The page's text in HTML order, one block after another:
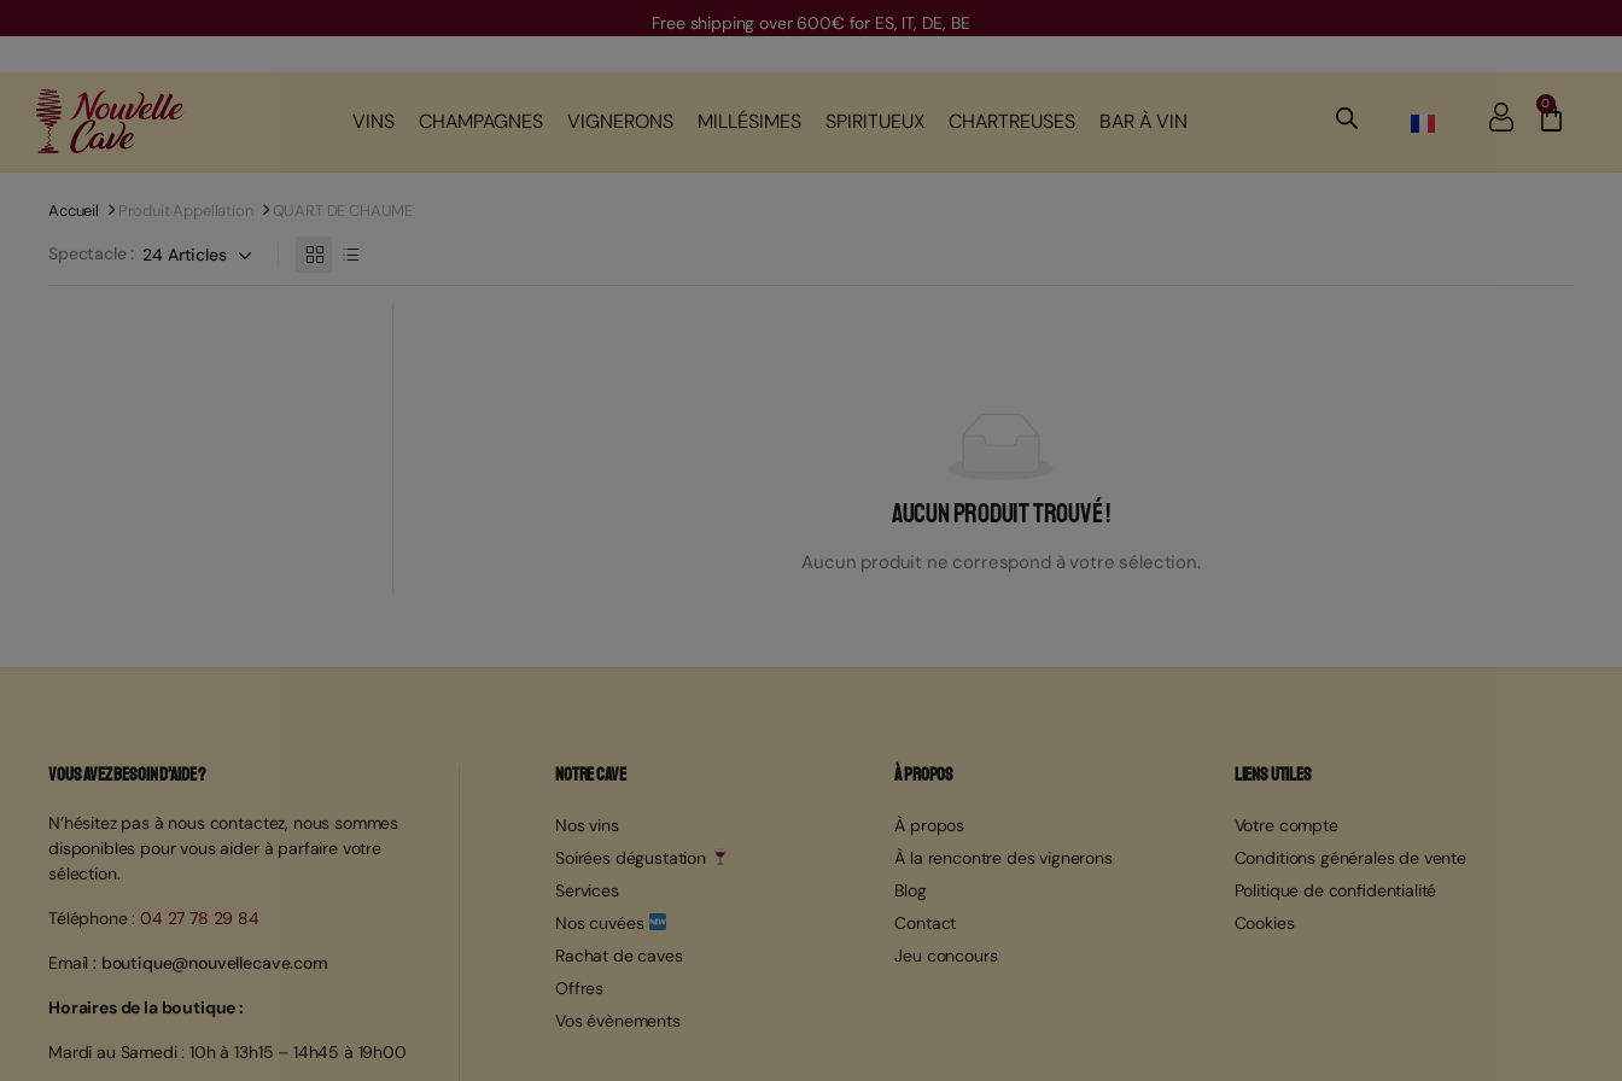
Free shipping over 600€ for ES, IT, DE, BE
VINS CHAMPAGNES VIGNERONS MILLÉSIMES SPIRITUEUX CHARTREUSES BAR À VIN
0
Accueil Produit Appellation QUART DE CHAUME
Spectacle :
Aucun produit trouvé !
Aucun produit ne correspond à votre sélection.
Vous avez besoin d’aide ?
N’hésitez pas à nous contactez, nous sommes
disponibles pour vous aider à parfaire votre
sélection.
Téléphone :04 27 78 29 84
Email : boutique@nouvellecave.com
Horaires de la boutique :
Mardi au Samedi : 10h à 13h15 – 14h45 à 19h00
Notre cave
Nos vins
Soirées dégustation
Services
Nos cuvées
Rachat de caves
Offres
Vos évènements
À propos
À propos
À la rencontre des vignerons
Blog
Contact
Jeu concours
Liens utiles
Votre compte
Conditions générales de vente
Politique de confidentialité
Cookies